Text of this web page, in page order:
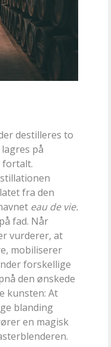
destilleres to
på
fortalt.
fra den
eau de vie.
fad. Når
vurderer, at
mobiliserer
forskellige
den ønskede
kunsten: At
blanding
en magisk